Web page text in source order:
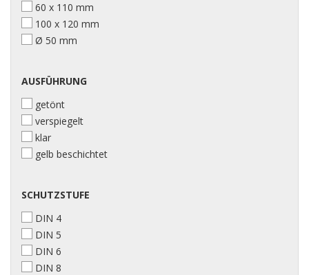
60 x 110 mm
100 x 120 mm
Ø 50 mm
AUSFÜHRUNG
getönt
verspiegelt
klar
gelb beschichtet
SCHUTZSTUFE
DIN 4
DIN 5
DIN 6
DIN 8